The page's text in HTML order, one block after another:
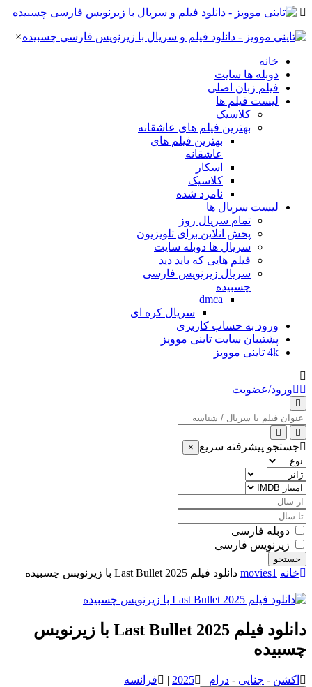
×
خانه
دوبله ها سایت
فیلم زبان اصلی
لیست فیلم ها
کلاسیک
بهترین فیلم های عاشقانه
بهترین فیلم های
عاشقانه
اسکار
کلاسیک
نامزد شده
لیست سریال ها
تمام سریال روز
پخش انلاین برای تلویزیون
سریال ها دوبله سایت
فیلم هایی که باید دید
سریال زیرنویس فارسی
چسبیده
dmca
سریال کره ای
ورود به حساب کاربری
پشتیبان سایت تاینی موویز
4k تاینی موویز
ورود/عضویت
عنوان
جستجو
جستجو پیشرفته سریع
×
نوع
ژانر
امتیاز
IMDB
از
سال
تا
سالدوبله فارسی
زیرنویس فارسی
جستجو
خانه movies1 دانلود فیلم Last Bullet 2025 با زیرنویس چسبیده
دانلود فیلم Last Bullet 2025 با زیرنویس
چسبیده
اکشن - جنایی - درام |
2025
| فرانسه